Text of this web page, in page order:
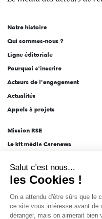
l'engagement
Notre histoire
Qui sommes-nous ?
Ligne éditoriale
Pourquoi s'inscrire
Acteurs de l'engagement
Actualités
Appels à projets
Mission RSE
Le kit média Carenews
AEF info
Novethic
PRODURABLE
Inclusiv Day
Salut c'est nous...
les Cookies !
On a attendu d'être sûrs que le
ce site vous intéresse avant de
déranger, mais on aimerait bien